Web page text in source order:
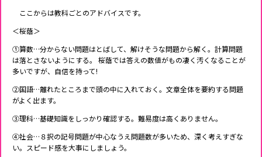
ここからは教科ごとのアドバイスです。
＜桜蔭＞
①算数…分からない問題はとばして、解けそうな問題から解く。計算問題
は落とさないようにする。 桜蔭では答えの数値がもの凄く汚くなることが
多いですが、自信を持って!
②国語…離れたところまで頭の中に入れておく。文章全体を要約する問題
がよく出ます。
③理科…基礎知識をしっかり確認する。難易度は高くありません。
④社会…８択の記号問題が中心なうえ問題数が多いため、深く考えすぎな
い。スピード感を大事にしましょう。